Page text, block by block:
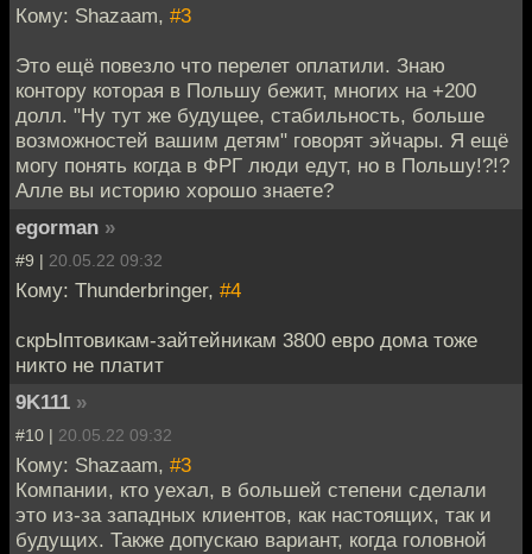
Кому: Shazaam, #3
Это ещё повезло что перелет оплатили. Знаю
контору которая в Польшу бежит, многих на +200
долл. "Ну тут же будущее, стабильность, больше
возможностей вашим детям" говорят эйчары. Я ещё
могу понять когда в ФРГ люди едут, но в Польшу!?!?
Алле вы историю хорошо знаете?
egorman »
#9 | 20.05.22 09:32
Кому: Thunderbringer, #4
скрЫптовикам-зайтейникам 3800 евро дома тоже
никто не платит
9K111 »
#10 | 20.05.22 09:32
Кому: Shazaam, #3
Компании, кто уехал, в большей степени сделали
это из-за западных клиентов, как настоящих, так и
будущих. Также допускаю вариант, когда головной